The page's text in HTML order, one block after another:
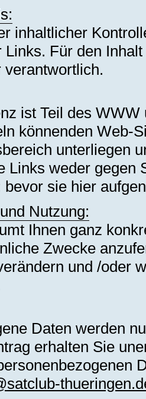
inhaltlicher
Links. Für den
verantwortlich.
ist Teil des
könnenden Web-
unterliegen
Links weder gegen
bevor sie hier
Nutzung:
Ihnen ganz
Zwecke
und /oder
Daten werden
erhalten Sie